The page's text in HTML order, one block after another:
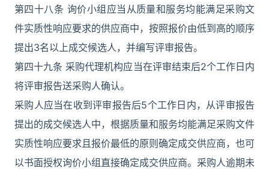
第四十八条 询价小组应当从质量和服务均能满足采购文
件实质性响应要求的供应商中，按照报价由低到高的顺序
提出3名以上成交候选人，并编写评审报告。
第四十九条 采购代理机构应当在评审结束后2个工作日内
将评审报告送采购人确认。
采购人应当在收到评审报告后5个工作日内，从评审报告
提出的成交候选人中，根据质量和服务均能满足采购文件
实质性响应要求且报价最低的原则确定成交供应商，也可
以书面授权询价小组直接确定成交供应商。采购人逾期未